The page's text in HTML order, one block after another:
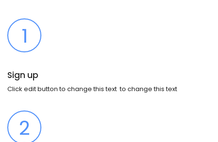
1
Sign up
Click edit button to change this text to change this text
2